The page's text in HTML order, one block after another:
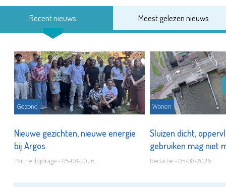
Recent nieuws Meest gelezen nieuws
Gezond
Nieuwe gezichten, nieuwe energie
bij Argos
Partnerbijdrage - 05-08-2026
Wonen
Sluizen dicht,
gebruiken mag niet
Redactie - 05-08-2026